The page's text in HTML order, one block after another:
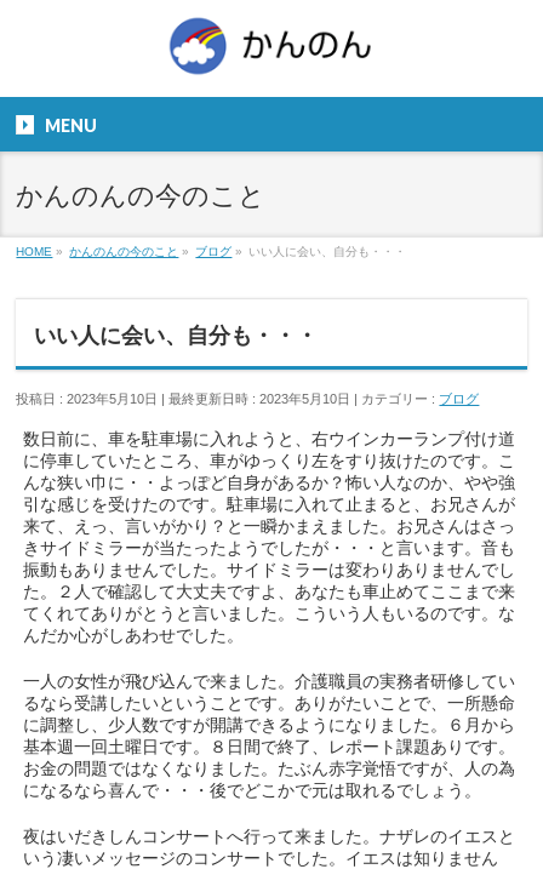
９：００～１８：００
MENU
かんのんの今のこと
HOME » かんのんの今のこと » ブログ » いい人に会い、自分も・・・
いい人に会い、自分も・・・
投稿日 : 2023年5月10日 最終更新日時 : 2023年5月10日 カテゴリー : ブログ
数日前に、車を駐車場に入れようと、右ウインカーランプ付け道
に停車していたところ、車がゆっくり左をすり抜けたのです。こ
んな狭い巾に・・よっぽど自身があるか？怖い人なのか、やや強
引な感じを受けたのです。駐車場に入れて止まると、お兄さんが
来て、えっ、言いがかり？と一瞬かまえました。お兄さんはさっ
きサイドミラーが当たったようでしたが・・・と言います。音も
振動もありませんでした。サイドミラーは変わりありませんでし
た。２人で確認して大丈夫ですよ、あなたも車止めてここまで来
てくれてありがとうと言いました。こういう人もいるのです。な
んだか心がしあわせでした。
一人の女性が飛び込んで来ました。介護職員の実務者研修してい
るなら受講したいということです。ありがたいことで、一所懸命
に調整し、少人数ですが開講できるようになりました。６月から
基本週一回土曜日です。８日間で終了、レポート課題ありです。
お金の問題ではなくなりました。たぶん赤字覚悟ですが、人の為
になるなら喜んで・・・後でどこかで元は取れるでしょう。
夜はいだきしんコンサートへ行って来ました。ナザレのイエスと
いう凄いメッセージのコンサートでした。イエスは知りません